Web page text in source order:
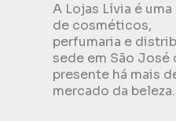
A Lojas Lívia é
de cosméticos,
perfumaria e
sede em São José
presente há mais
mercado da beleza.